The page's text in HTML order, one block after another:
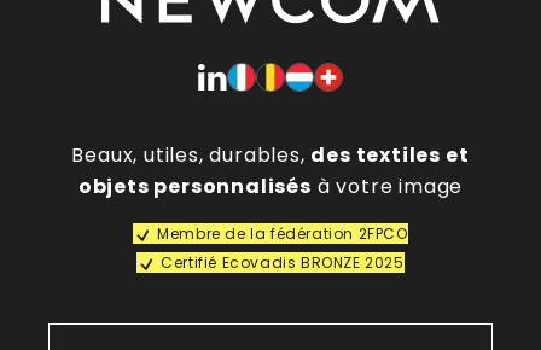
Beaux, utiles, durables, des textiles et
objets personnalisés à votre image
Membre de la fédération 2FPCO
Certifié Ecovadis BRONZE 2025